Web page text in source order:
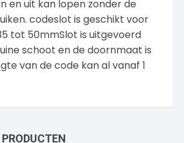
en uit kan lopen zonder de
codeslot is geschikt voor
tot 50mmSlot is uitgevoerd
schoot en de doornmaat is
van de code kan al vanaf 1